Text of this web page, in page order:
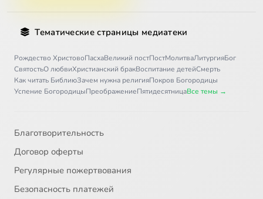
Тематические страницы медиатеки
Рождество ХристовоПасхаВеликий постПостМолитваЛитургияБог
СвятостьО любвиХристианский бракВоспитание детейСмерть
Как читать БиблиюЗачем нужна религияПокров Богородицы
Успение БогородицыПреображениеПятидесятницаВсе темы →
Благотворительность
Договор оферты
Регулярные пожертвования
Безопасность платежей